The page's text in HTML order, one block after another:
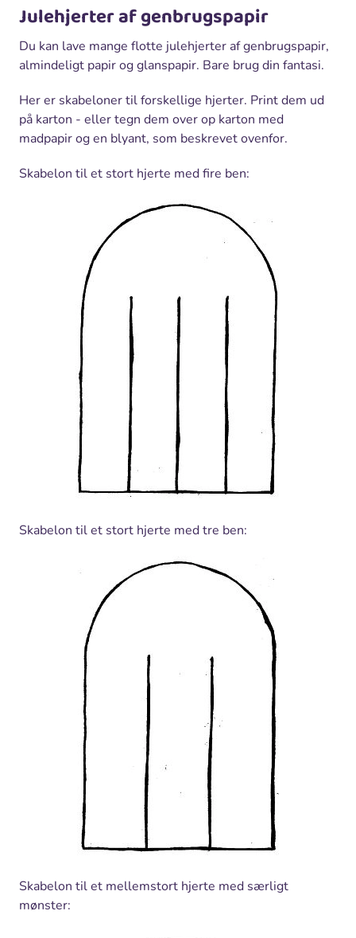
Julehjerter af genbrugspapir
Du kan lave mange flotte julehjerter af genbrugspapir,
almindeligt papir og glanspapir. Bare brug din fantasi.
Her er skabeloner til forskellige hjerter. Print dem ud
på karton - eller tegn dem over op karton med
madpapir og en blyant, som beskrevet ovenfor.
Skabelon til et stort hjerte med fire ben:
Skabelon til et stort hjerte med tre ben:
Skabelon til et mellemstort hjerte med særligt
mønster: